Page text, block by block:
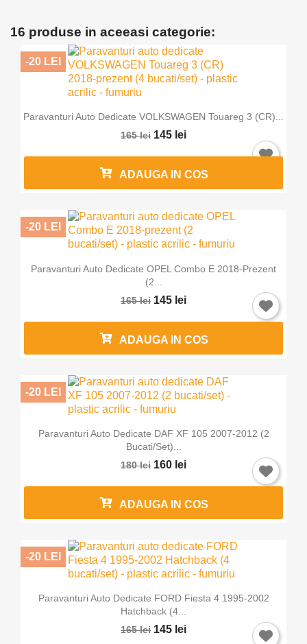
16 produse in aceeasi categorie:
Paravanturi Auto Dedicate VOLKSWAGEN Touareg 3 (CR)...
165 lei 145 lei
-20 LEI
ADAUGA IN COS
Paravanturi Auto Dedicate OPEL Combo E 2018-Prezent
(2...
165 lei 145 lei
-20 LEI
ADAUGA IN COS
Paravanturi Auto Dedicate DAF XF 105 2007-2012 (2
Bucati/set)...
180 lei 160 lei
-20 LEI
ADAUGA IN COS
Paravanturi Auto Dedicate FORD Fiesta 4 1995-2002
Hatchback (4...
165 lei 145 lei
-20 LEI
Intra in cont ×
Trebuie sa fi logat in contul de client pentru a salva
produse in Lista de Favorite.
Intra in cont